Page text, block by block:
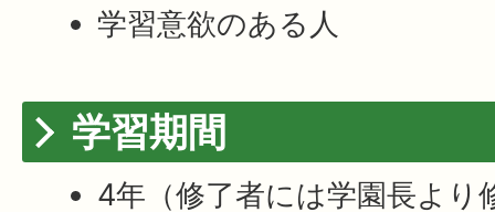
学習意欲のある人
学習期間
4年（修了者には学園長より